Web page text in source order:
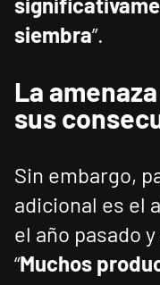
siembra”.
La
sus
Sin embargo,
adicional es el
el año pasado
“Muchos